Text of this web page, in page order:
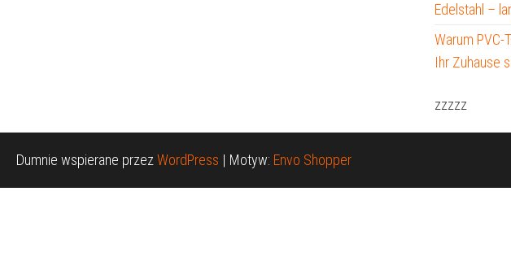
Edelstahl –
Warum PVC-
Ihr Zuhause
zzzzz
Dumnie wspierane przezWordPress | Motyw: Envo Shopper